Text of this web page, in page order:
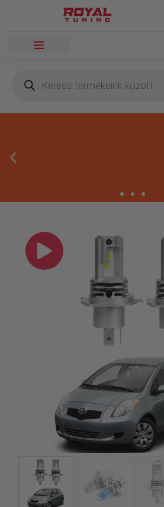
Kínálatunkban kizárólag
szerepelnek, amelyekben